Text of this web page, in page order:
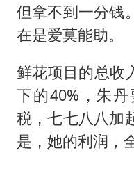
但拿不到一分钱
在是爱莫能助。
鲜花项目的总收
下的40%，朱
税，七七八八加
是，她的利润，